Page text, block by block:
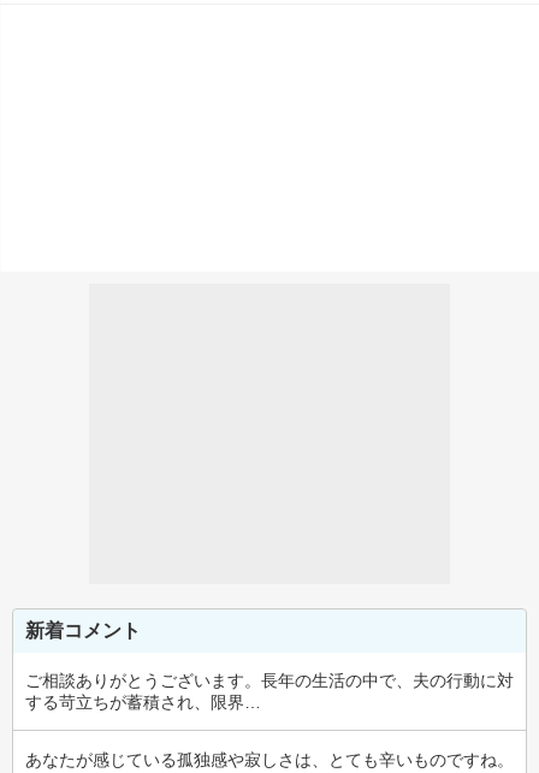
新着コメント
ご相談ありがとうございます。長年の生活の中で、夫の行動に対
する苛立ちが蓄積され、限界…
あなたが感じている孤独感や寂しさは、とても辛いものですね。